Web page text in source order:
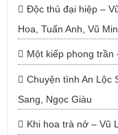
Độc thủ đại hiệp –
Hoa, Tuấn Anh, Vũ
Một kiếp phong trần
Chuyện tình An Lộc
Sang, Ngọc Giàu
Khi hoa trà nở – Vũ